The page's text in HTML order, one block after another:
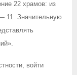
22 храмов: из
11. Значительную
войти